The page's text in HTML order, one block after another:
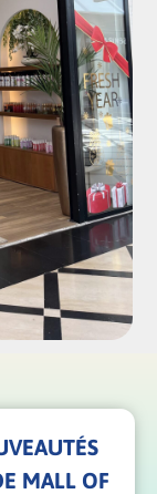
MALL OF